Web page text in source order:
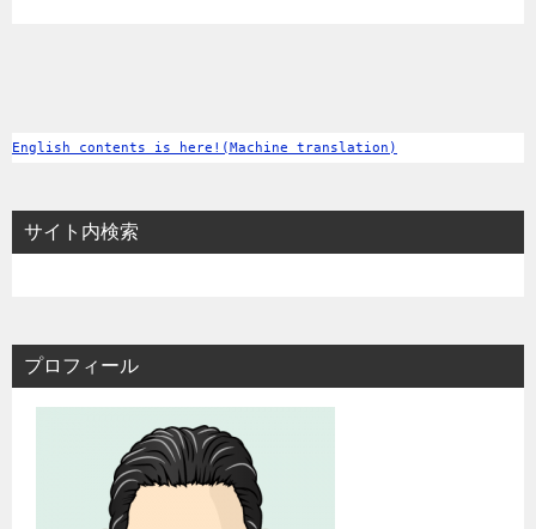
English contents is here!(Machine translation)
サイト内検索
プロフィール